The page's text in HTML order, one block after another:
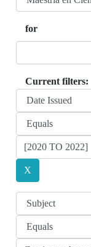
for
Current filters: